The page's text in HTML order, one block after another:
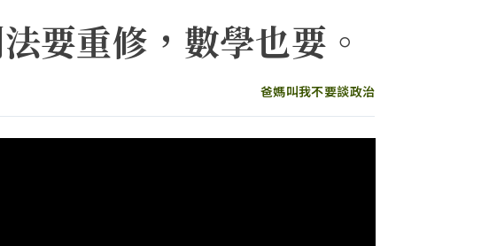
要重修，數學也要。
爸媽叫我不要談政治